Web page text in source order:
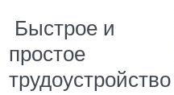
Быстрое и
простое
трудоустройство